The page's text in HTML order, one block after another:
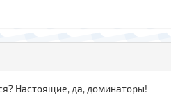
Настоящие, да, доминаторы!